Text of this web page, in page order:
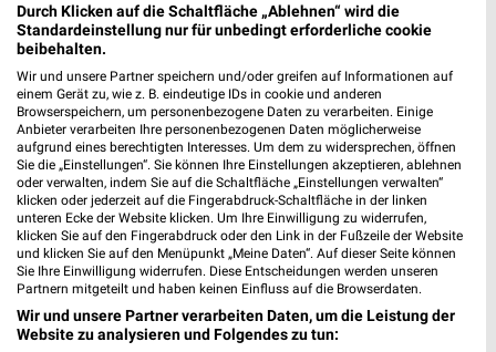
23,7 km
Küchentrends
Gültig bis Mi. 30.09.
17,2 km
Gültig bis Fr. 14.08.
XXXLutz XXXLutz
Durch Klicken auf die Schaltfläche „Ablehnen“ wird die
Standardeinstellung nur für unbedingt erforderliche cookie
beibehalten.
Wir und unsere Partner speichern und/oder greifen auf Informationen auf
einem Gerät zu, wie z. B. eindeutige IDs in cookie und anderen
Browserspeichern, um personenbezogene Daten zu verarbeiten. Einige
Anbieter verarbeiten Ihre personenbezogenen Daten möglicherweise
aufgrund eines berechtigten Interesses. Um dem zu widersprechen, öffnen
Sie die „Einstellungen“. Sie können Ihre Einstellungen akzeptieren, ablehnen
oder verwalten, indem Sie auf die Schaltfläche „Einstellungen verwalten“
klicken oder jederzeit auf die Fingerabdruck-Schaltfläche in der linken
unteren Ecke der Website klicken. Um Ihre Einwilligung zu widerrufen,
klicken Sie auf den Fingerabdruck oder den Link in der Fußzeile der Website
und klicken Sie auf den Menüpunkt „Meine Daten“. Auf dieser Seite können
Sie Ihre Einwilligung widerrufen. Diese Entscheidungen werden unseren
Partnern mitgeteilt und haben keinen Einfluss auf die Browserdaten.
Wir und unsere Partner verarbeiten Daten, um die Leistung der
Website zu analysieren und Folgendes zu tun: